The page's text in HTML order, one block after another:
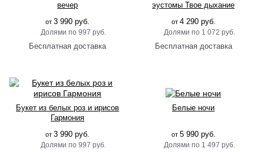
вечер
от3 990 руб.
997 руб.
эустомы Твое дыхание
от 4 290 руб.
1 072 руб.
Букет из белых роз и ирисов
Гармония
от3 990 руб.
997 руб.
Белые ночи
от 5 990 руб.
1 497 руб.